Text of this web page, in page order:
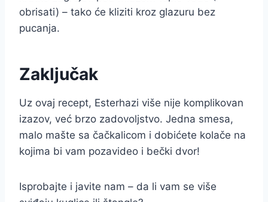
obrisati) – tako će kliziti kroz glazuru bez
pucanja.
Zaključak
Uz ovaj recept, Esterhazi više nije komplikovan
izazov, već brzo zadovoljstvo. Jedna smesa,
malo mašte sa čačkalicom i dobićete kolače na
kojima bi vam pozavideo i bečki dvor!
Isprobajte i javite nam – da li vam se više